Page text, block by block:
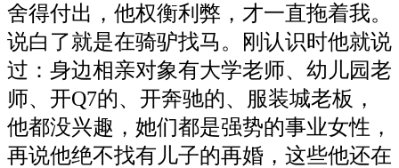
舍得付出，他权衡利弊，才一直拖着我。
说白了就是在骑驴找马。刚认识时他就说
过：身边相亲对象有大学老师、幼儿园老
师、开Q7的、开奔驰的、服装城老板，
他都没兴趣，她们都是强势的事业女性，
再说他绝不找有儿子的再婚，这些他还在